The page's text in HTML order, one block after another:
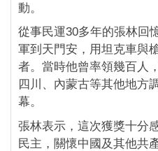
動。
從事民運30多年的張林回
軍到天門安，用坦克車與
者。當時他曾率領幾百人
四川、內蒙古等其他地方
幕。
張林表示，這次獲獎十分
民主，關懷中國及其他共